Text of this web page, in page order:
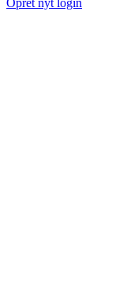
Opret nyt login